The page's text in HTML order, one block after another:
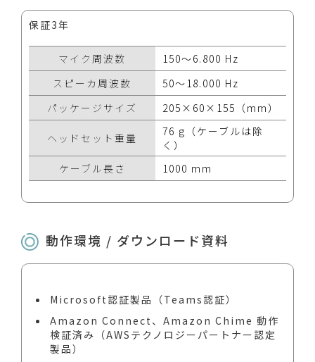
保証3年
マイク周波数
150～6.800 Hz
スピーカ周波数
50～18.000 Hz
パッケージサイズ
205×60×155（mm）
ヘッドセット重量
76 g（ケーブルは除
く）
ケーブル長さ
1000 mm
動作環境 / ダウンロード資料
Microsoft認証製品（Teams認証）
Amazon Connect、Amazon Chime 動作
検証済み（AWSテクノロジーパートナー認定
製品）